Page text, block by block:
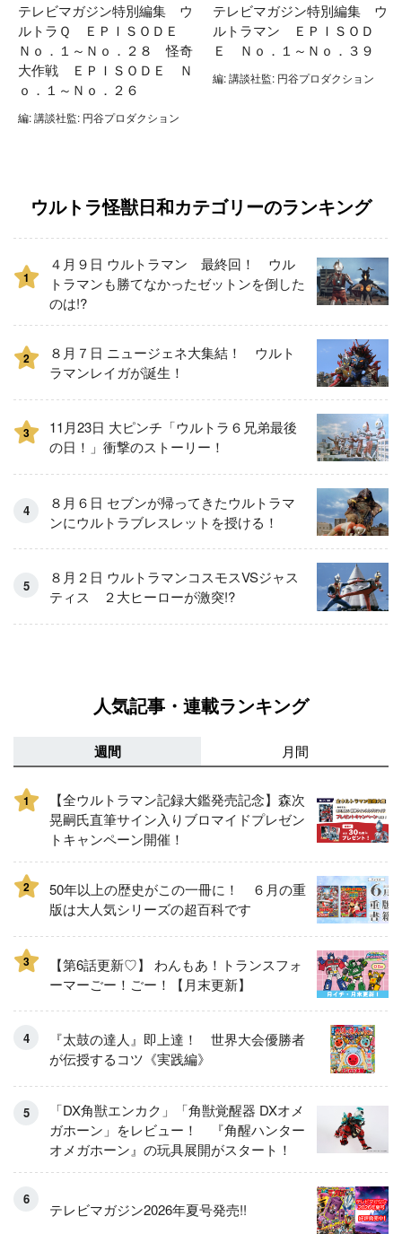
テレビマガジン特別編集 ウ
ルトラＱ ＥＰＩＳＯＤＥ
Ｎｏ．１～Ｎｏ．２８ 怪奇
大作戦 ＥＰＩＳＯＤＥ Ｎ
ｏ．１～Ｎｏ．２６
編: 講談社監: 円谷プロダクション
テレビマガジン特別編集 ウ
ルトラマン ＥＰＩＳＯＤ
Ｅ Ｎｏ．１～Ｎｏ．３９
編: 講談社監: 円谷プロダクション
ウルトラ怪獣日和カテゴリーのランキング
1
４月９日 ウルトラマン 最終回！ ウル
トラマンも勝てなかったゼットンを倒した
のは!?
2
８月７日 ニュージェネ大集結！ ウルト
ラマンレイガが誕生！
3
11月23日 大ピンチ「ウルトラ６兄弟最後
の日！」衝撃のストーリー！
８月６日 セブンが帰ってきたウルトラマ
ンにウルトラブレスレットを授ける！
８月２日 ウルトラマンコスモスVSジャス
ティス ２大ヒーローが激突!?
人気記事・連載ランキング
週間 月間
1
【全ウルトラマン記録大鑑発売記念】森次
晃嗣氏直筆サイン入りブロマイドプレゼン
トキャンペーン開催！
2
50年以上の歴史がこの一冊に！ ６月の重
版は大人気シリーズの超百科です
3
【第6話更新♡】 わんもあ！トランスフォ
ーマーごー！ごー！【月末更新】
『太鼓の達人』即上達！ 世界大会優勝者
が伝授するコツ《実践編》
「DX角獣エンカク」「角獣覚醒器 DXオメ
ガホーン」をレビュー！ 『角醒ハンター
オメガホーン』の玩具展開がスタート！
テレビマガジン2026年夏号発売!!